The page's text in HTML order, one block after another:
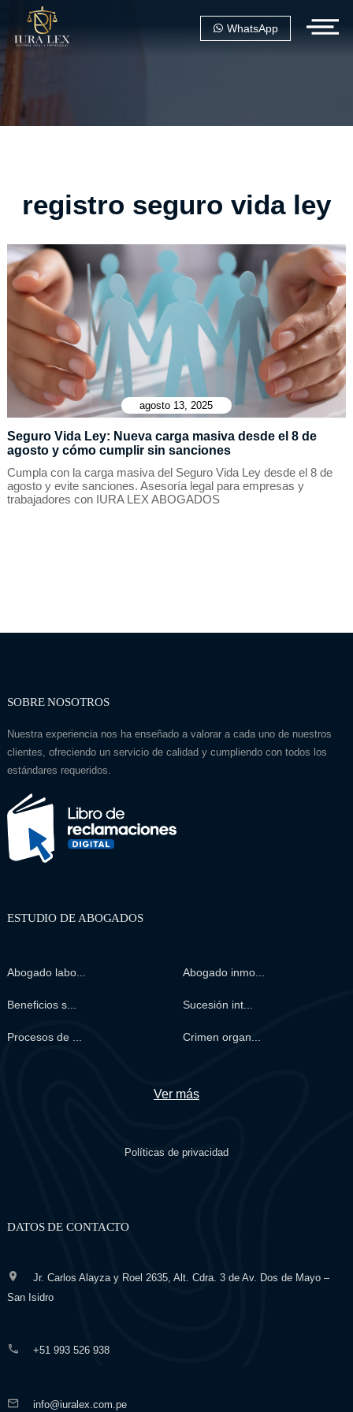
WhatsApp
registro seguro vida ley
agosto 13, 2025
Seguro Vida Ley: Nueva carga masiva desde el 8 de
agosto y cómo cumplir sin sanciones
Cumpla con la carga masiva del Seguro Vida Ley desde el 8 de
agosto y evite sanciones. Asesoría legal para empresas y
trabajadores con IURA LEX ABOGADOS
SOBRE NOSOTROS
Nuestra experiencia nos ha enseñado a valorar a cada uno de nuestros
clientes, ofreciendo un servicio de calidad y cumpliendo con todos los
estándares requeridos.
ESTUDIO DE ABOGADOS
Abogado labo... Abogado inmo...
Beneficios s... Sucesión int...
Procesos de ... Crimen organ...
Ver más
Políticas de privacidad
DATOS DE CONTACTO
Jr. Carlos Alayza y Roel 2635, Alt. Cdra. 3 de Av. Dos de Mayo –
San Isidro
+51 993 526 938
info@iuralex.com.pe